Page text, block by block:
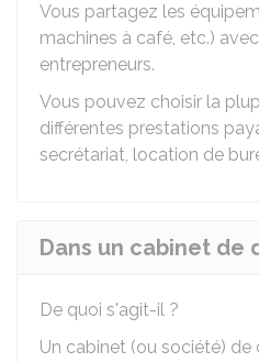
Vous partagez les
machines à café, etc.)
entrepreneurs.
Vous pouvez choisir la
différentes prestations
secrétariat, location de
Dans un cabinet de
De quoi s'agit-il ?
Un cabinet (ou société)